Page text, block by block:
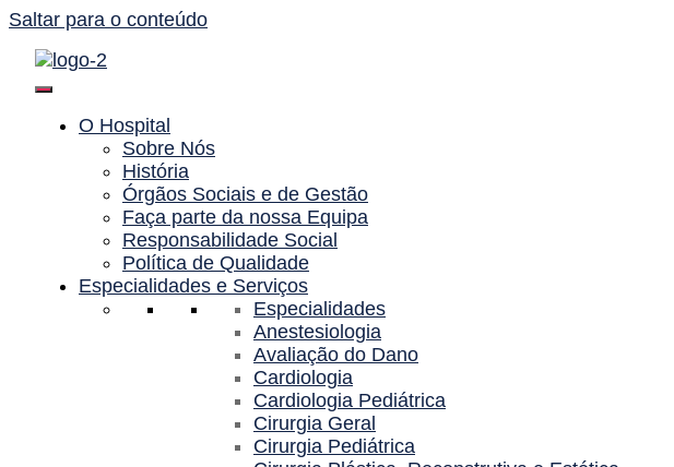
Saltar para o conteúdo
O Hospital
Sobre Nós
História
Órgãos Sociais e de Gestão
Faça parte da nossa Equipa
Responsabilidade Social
Política de Qualidade
Especialidades e Serviços
Especialidades
Anestesiologia
Avaliação do Dano
Cardiologia
Cardiologia Pediátrica
Cirurgia Geral
Cirurgia Pediátrica